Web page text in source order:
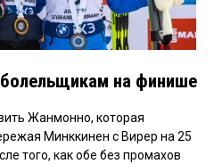
на финише
Жанмонно, которая
Минккинен с Вирер на 25
того, как обе без промахов